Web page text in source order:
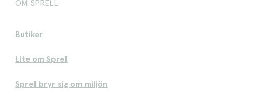
OM SPRELL
Butiker
Lite om Sprell
Sprell bryr sig om miljön